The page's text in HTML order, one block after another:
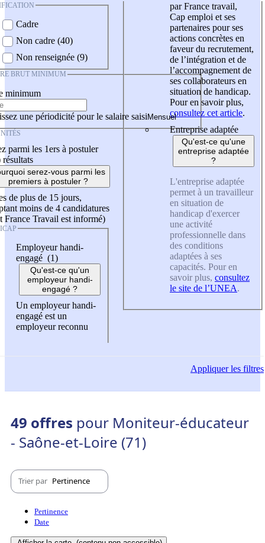
Cadre
Non cadre (40)
Non renseignée (9)
BRUT MINIMUM
minimum
une périodicité pour le salaire saisi
parmi les 1ers à postuler
résultats
serez-vous parmi les
premiers à postuler ?
de plus de 15 jours,
moins de 4 candidatures
France Travail est informé)
Employeur handi-
engagé (1)
Qu'est-ce qu'un
employeur handi-
engagé ?
Un employeur handi-
engagé est un
employeur reconnu
par France travail,
Cap emploi et ses
partenaires pour ses
actions concrètes en
faveur du recrutement,
de l’intégration et de
l’accompagnement de
ses collaborateurs en
situation de handicap.
Pour en savoir plus,
consultez cet article.
Entreprise adaptée
Qu'est-ce qu'une
entreprise adaptée
?
L'entreprise adaptée
permet à un travailleur
en situation de
handicap d'exercer
une activité
professionnelle dans
des conditions
adaptées à ses
capacités. Pour en
savoir plus, consultez
le site de l’UNEA.
Appliquerles filtres
49 offres pour Moniteur-éducateur
- Saône-et-Loire (71)
Trier par Pertinence
Pertinence
Date